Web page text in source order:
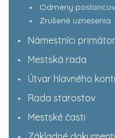
Odmeny poslancov
Zrušené uznesenia
Námestníci
Mestská rada
Útvar hlavného
Rada starostov
Mestské časti